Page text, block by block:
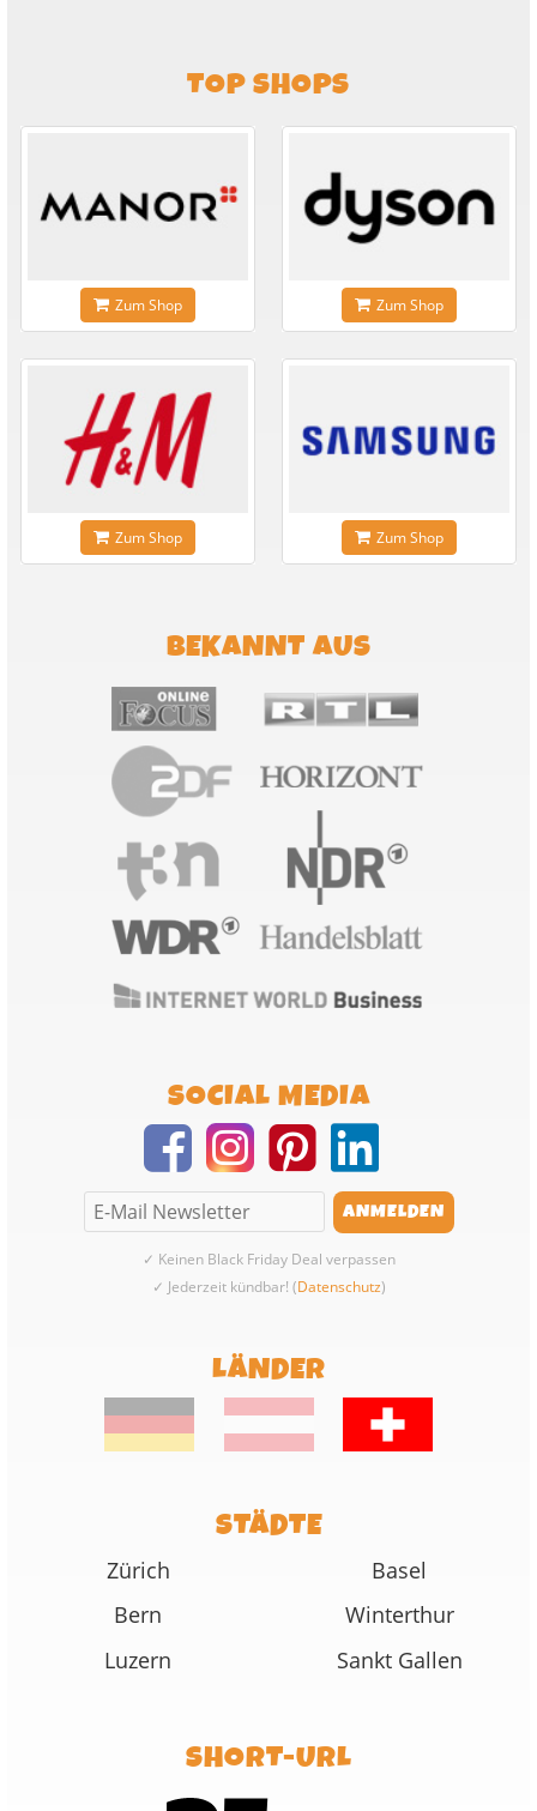
TOP SHOPS
Zum Shop Zum Shop
Zum Shop Zum Shop
BEKANNT AUS
SOCIAL MEDIA
✓ Keinen Black Friday Deal verpassen
✓ Jederzeit kündbar! (Datenschutz)
LÄNDER
STÄDTE
Zürich
Basel
Bern
Winterthur
Luzern
Sankt Gallen
SHORT-URL